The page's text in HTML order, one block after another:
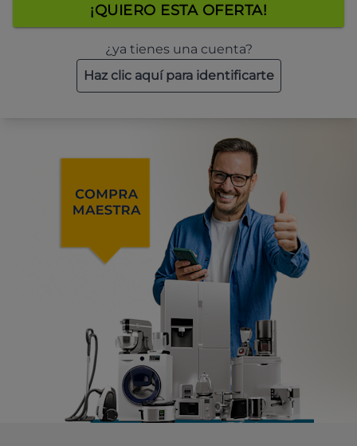
¡QUIERO ESTA OFERTA!
¿ya tienes una cuenta?
Haz clic aquí para identificarte